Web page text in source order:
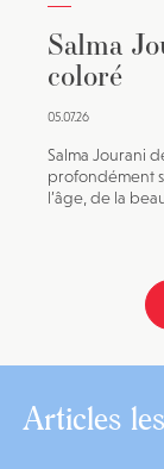
Salma
coloré
05.07.26
Salma Jourani
profondément
l’âge, de la
Articles